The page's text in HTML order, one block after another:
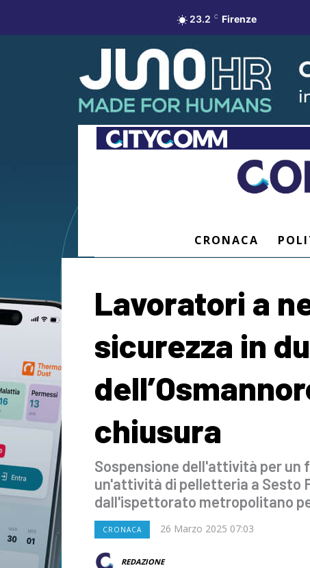
23.2 C Firenze
CRONACA
Lavoratori a
sicurezza in
chiusura
Sospensione dell'attività per un
un'attività di pelletteria a Sesto
dall'ispettorato metropolitano
CRONACA 26 Marzo 2025 07:03
REDAZIONE